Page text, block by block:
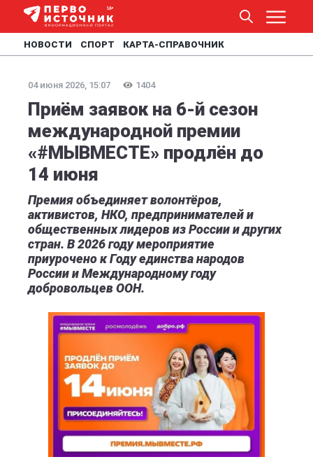
НОВОСТИ СПОРТ КАРТА-СПРАВОЧНИК
04 июня 2026, 15:07 1404
Приём заявок на 6-й сезон
международной премии
«#МЫВМЕСТЕ» продлён до
14 июня
Премия объединяет волонтёров,
активистов, НКО, предпринимателей и
общественных лидеров из России и других
стран. В 2026 году мероприятие
приурочено к Году единства народов
России и Международному году
добровольцев ООН.